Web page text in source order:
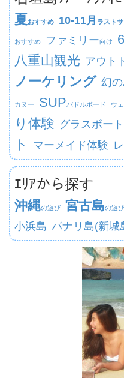
夏おすすめ 10-11月 ラスト
おすすめ ファミリー向け
八重山観光 アウト
ノーケリング 幻
カヌー SUPパドルボード ウ
り体験 グラスボート
ト
マーメイド体験
ｴﾘｱから探す
沖縄の遊び 宮古島の遊び
小浜島 パナリ島(新城